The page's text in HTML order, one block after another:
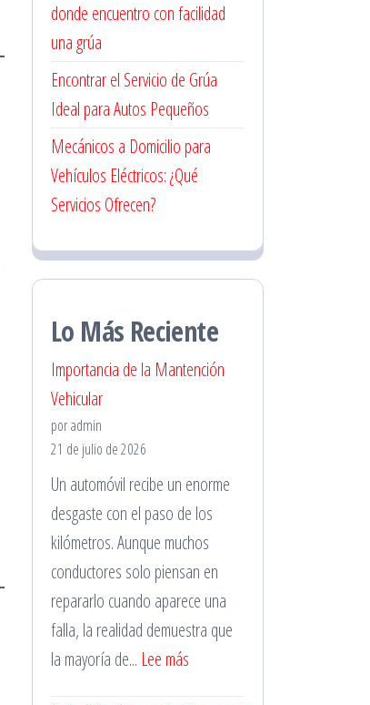
donde encuentro con facilidad
una grúa
Encontrar el Servicio de Grúa
Ideal para Autos Pequeños
Mecánicos a Domicilio para
Vehículos Eléctricos: ¿Qué
Servicios Ofrecen?
Lo Más Reciente
Importancia de la Mantención
Vehicular
por admin
21 de julio de 2026
Un automóvil recibe un enorme
desgaste con el paso de los
kilómetros. Aunque muchos
conductores solo piensan en
repararlo cuando aparece una
falla, la realidad demuestra que
la mayoría de... Lee más